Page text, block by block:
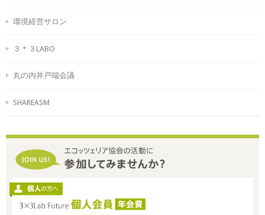
環境経営サロン
３＊３LABO
丸の内井戸端会議
SHAREASM